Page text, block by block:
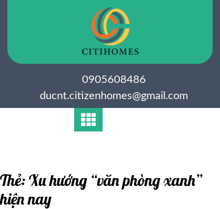
0905608486
ducnt.citizenhomes@gmail.com
Thẻ: Xu hướng “văn phòng xanh”
hiện nay